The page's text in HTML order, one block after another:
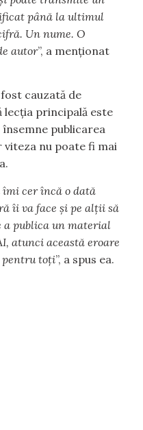
până la ultimul
Un nume. O
autor”, a menționat
cauzată de
lecția principală este
publicarea
viteza nu poate fi mai
îmi cer încă o dată
îi va face și pe alții să
a publica un material
atunci această eroare
pentru toți”, a spus ea.